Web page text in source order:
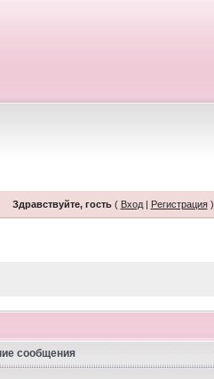
Здравствуйте, гость( Вход| Регистрация)
сообщения